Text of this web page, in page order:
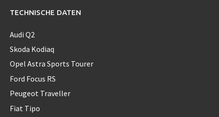
TECHNISCHE DATEN
Audi Q2
Skoda Kodiaq
Opel Astra Sports Tourer
Ford Focus RS
Peugeot Traveller
Fiat Tipo